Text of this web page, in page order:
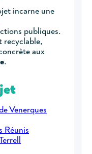
incarne une
publiques.
recyclable,
aux
.
Venerques
Réunis